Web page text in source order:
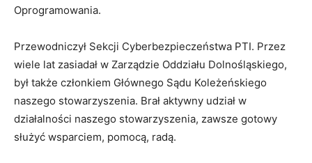
Oprogramowania.
Przewodniczył Sekcji Cyberbezpieczeństwa PTI. Przez
wiele lat zasiadał w Zarządzie Oddziału Dolnośląskiego,
był także członkiem Głównego Sądu Koleżeńskiego
naszego stowarzyszenia. Brał aktywny udział w
działalności naszego stowarzyszenia, zawsze gotowy
służyć wsparciem, pomocą, radą.